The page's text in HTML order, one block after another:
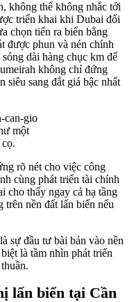
không thể không nhắc tới
triển khai khi Dubai đối
chọn tiến ra biển bằng
được phun và nén chính
dài hàng chục km để
không chỉ đứng
siêu sang đắt giá bậc nhất
một
rõ nét cho việc công
cùng phát triển tài chính
cho thấy ngay cả hạ tầng
nền đất lấn biển nếu
sự đầu tư bài bản vào nền
là tầm nhìn phát triển
lấn biển tại Cần